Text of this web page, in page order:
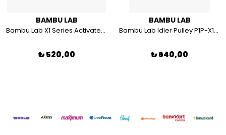
BAMBU LAB
Bambu Lab X1 Series Activated Carbon Air Filter AFL001
₺ 520,00
BAMBU LAB
Bambu Lab Idler Pulley P1P-X1-X1C-P1S FAC049
₺ 640,00